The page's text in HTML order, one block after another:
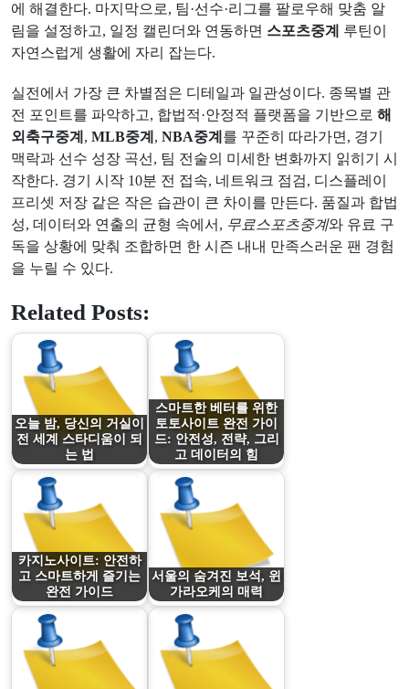
에 해결한다. 마지막으로, 팀·선수·리그를 팔로우해 맞춤 알
림을 설정하고, 일정 캘린더와 연동하면 스포츠중계
루틴이
자연스럽게 생활에 자리 잡는다.
실전에서 가장 큰 차별점은 디테일과 일관성이다. 종목별 관
전 포인트를 파악하고, 합법적·안정적 플랫폼을 기반으로 해
외축구중계 , MLB중계 , NBA중계 를 꾸준히 따라가면, 경기
맥락과 선수 성장 곡선, 팀 전술의 미세한 변화까지 읽히기 시
작한다. 경기 시작 10분 전 접속, 네트워크 점검, 디스플레이
프리셋 저장 같은 작은 습관이 큰 차이를 만든다. 품질과 합법
성, 데이터와 연출의 균형 속에서, 무료스포츠중계와 유료 구
독을 상황에 맞춰 조합하면 한 시즌 내내 만족스러운 팬 경험
을 누릴 수 있다.
Related Posts:
오늘 밤, 당신의 거실이
전 세계 스타디움이 되
는 법
스마트한 베터를 위한
토토사이트 완전 가이
드: 안전성, 전략, 그리
고 데이터의 힘
카지노사이트: 안전하
고 스마트하게 즐기는
완전 가이드
서울의 숨겨진 보석, 윈
가라오케의 매력